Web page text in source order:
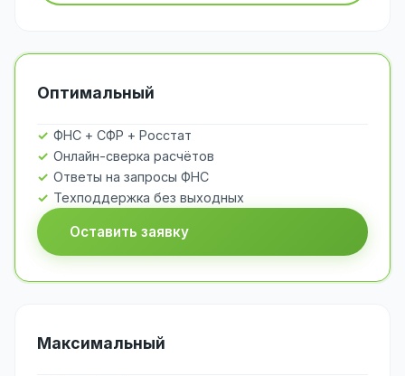
Оптимальный
ФНС + СФР + Росстат
Онлайн-сверка расчётов
Ответы на запросы ФНС
Техподдержка без выходных
Оставить заявку
Максимальный